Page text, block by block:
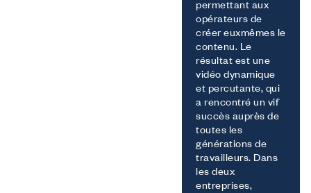
permettant aux
opérateurs de
créer euxmêmes le
contenu. Le
résultat est une
vidéo dynamique
et percutante, qui
a rencontré un vif
succès auprès de
toutes les
générations de
travailleurs. Dans
les deux
entreprises,